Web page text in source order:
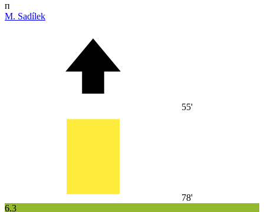
п
M. Sadílek
55'
78'
6.3